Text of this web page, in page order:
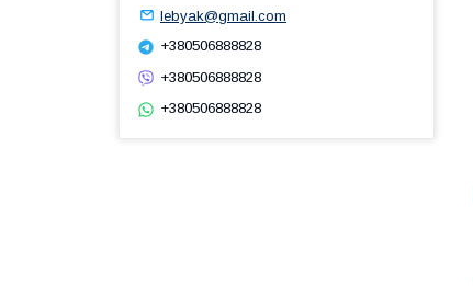
lebyak@gmail.com
+380506888828
+380506888828
+380506888828